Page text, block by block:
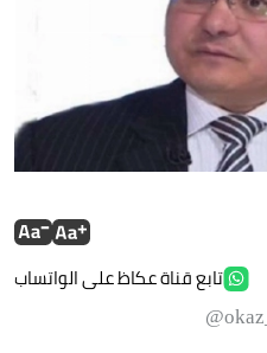
تابع قناة عكاظ على الواتساب